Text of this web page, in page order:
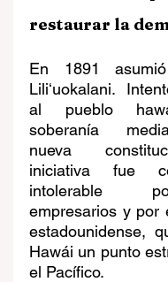
restaurar la
En 1891
Liliʻuokalani.
al pueblo
soberanía
nueva
iniciativa fue
intolerable
empresarios y por
estadounidense,
Hawái un punto
el Pacífico.